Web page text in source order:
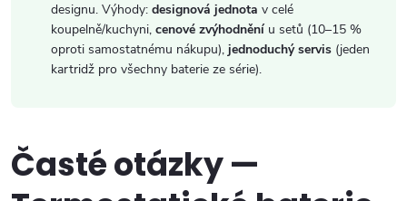
designu. Výhody: designová jednota v celé
koupelně/kuchyni, cenové zvýhodnění u setů (10–15 %
oproti samostatnému nákupu), jednoduchý servis (jeden
kartridž pro všechny baterie ze série).
Časté otázky —